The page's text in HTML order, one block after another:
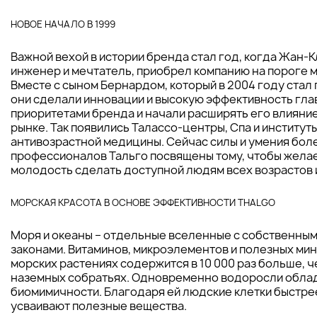
НОВОЕ НАЧАЛО В 1999
Важной вехой в истории бренда стал год, когда Жан-
инженер и мечтатель, приобрел компанию на пороге
Вместе с сыном Бернардом, который в 2004 году
они сделали инновации и высокую эффективность
приоритетами бренда и начали расширять его
рынке. Так появились Талассо-центры, Спа и
антивозрастной медицины. Сейчас силы и умения
профессионалов Тальго посвящены тому, чтобы
молодость сделать доступной людям всех возрастов
МОРСКАЯ КРАСОТА В ОСНОВЕ ЭФФЕКТИВНОСТИ THALGO
Моря и океаны – отдельные вселенные с
законами. Витаминов, микроэлементов и полезных
морских растениях содержится в 10 000 раз больше,
наземных собратьях. Одновременно водоросли
биомимичности. Благодаря ей людские клетки
усваивают полезные вещества.